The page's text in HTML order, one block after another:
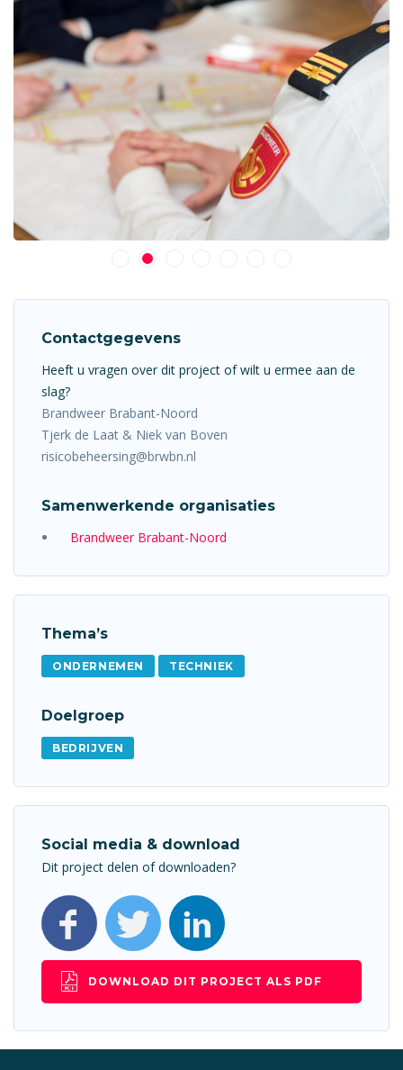
Contactgegevens
Heeft u vragen over dit project of wilt u ermee aan de
slag?
Brandweer Brabant-Noord
Tjerk de Laat & Niek van Boven
risicobeheersing@brwbn.nl
Samenwerkende organisaties
Brandweer Brabant-Noord
Thema’s
ONDERNEMEN TECHNIEK
Doelgroep
BEDRIJVEN
Social media & download
Dit project delen of downloaden?
DOWNLOAD DIT PROJECT ALS PDF